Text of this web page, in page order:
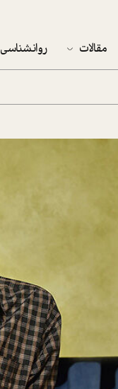
مقالات
تحلیل فیلم
شیوانا
روانشناسی